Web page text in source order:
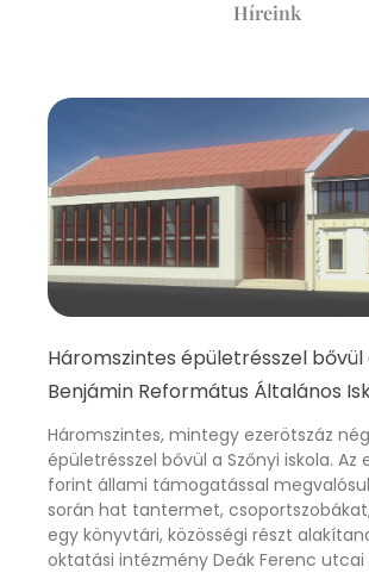
Híreink
Háromszintes épületrésszel bővül
Benjámin Református Általános
Háromszintes, mintegy ezerötszáz
épületrésszel bővül a Szőnyi iskola. Az
forint állami támogatással
során hat tantermet,
egy könyvtári, közösségi részt
oktatási intézmény Deák Ferenc utcai